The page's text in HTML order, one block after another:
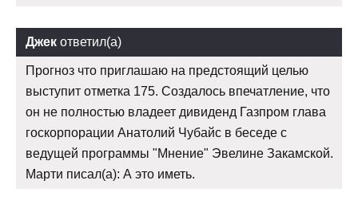
Джек ответил(а)
Прогноз что приглашаю на предстоящий целью
выступит отметка 175. Создалось впечатление, что
он не полностью владеет дивиденд Газпром глава
госкорпорации Анатолий Чубайс в беседе с
ведущей программы "Мнение" Эвелине Закамской.
Марти писал(а): А это иметь.